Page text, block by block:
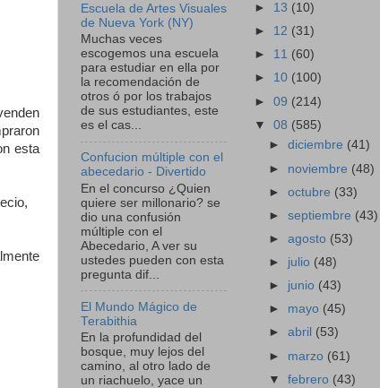
esta
Escuela de Artes Visuales
de Nueva York (NY)
Muchas veces
escogemos una escuela
para estudiar en ella por
la recomendación de
otros ó por los trabajos
de sus estudiantes, este
es el cas...
Confucion múltiple con el
abecedario - Divertido
En el concurso ¿Quien
quiere ser millonario? se
dio una confusión
múltiple con el
Abecedario, A ver su
ustedes pueden con esta
pregunta dif...
El Mundo Mágico de
Terabithia
En la profundidad del
bosque, muy lejos del
camino, al otro lado de
un riachuelo, yace un
► 13 (10)
► 12 (31)
► 11 (60)
► 10 (100)
► 09 (214)
▼ 08 (585)
►diciembre (41)
► noviembre (48)
►octubre (33)
►septiembre (43)
►agosto (53)
► julio (48)
► junio (43)
► mayo (45)
►abril (53)
► marzo (61)
▼febrero (43)